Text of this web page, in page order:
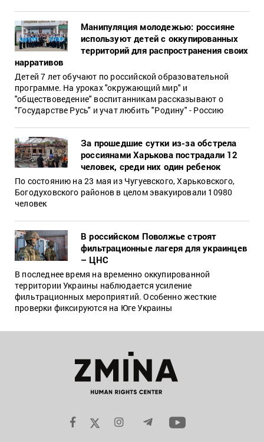
Манипуляция молодежью: россияне
используют детей с оккупированных
территорий для распространения своих
нарративов
Детей 7 лет обучают по российской образовательной
программе. На уроках "окружающий мир" и
"обществоведение" воспитанникам рассказывают о
"Государстве Русь" и учат любить "Родину" - Россию
За прошедшие сутки из-за обстрела
россиянами Харькова пострадали 12
человек, среди них один ребенок
По состоянию на 23 мая из Чугуевского, Харьковского,
Богодуховского районов в целом эвакуировали 10980
человек
В российском Поволжье строят
фильтрационные лагеря для украинцев
– ЦНС
В последнее время на временно оккупированной
территории Украины наблюдается усиление
фильтрационных мероприятий. Особенно жесткие
проверки фиксируются на Юге Украины